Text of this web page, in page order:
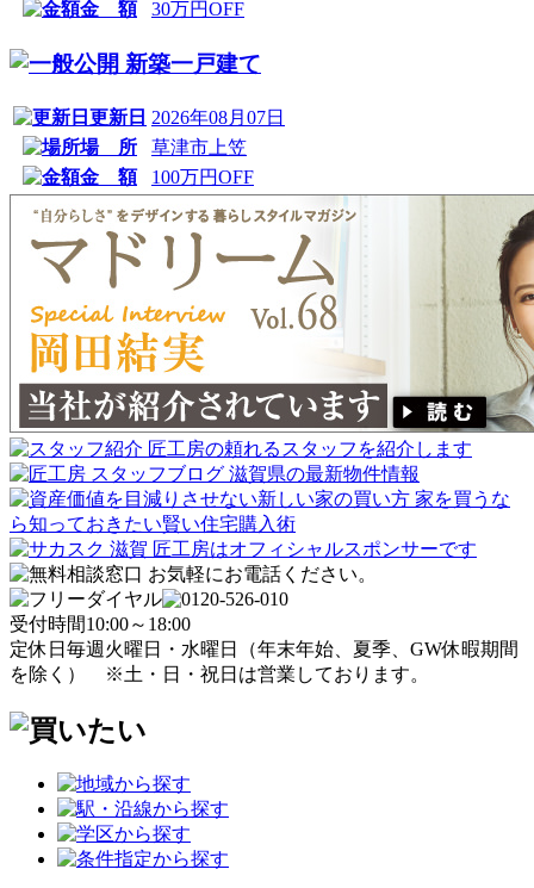
金 額
30万円OFF
新築一戸建て
更新日 2026年08月07日
場 所
草津市上笠
金 額
100万円OFF
受付時間10:00～18:00
定休日 毎週火曜日・水曜日
（年末年始、夏季、GW休暇期間
を除く）
※土・日・祝日は営業しております。